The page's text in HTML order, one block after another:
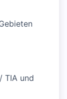
TIA und